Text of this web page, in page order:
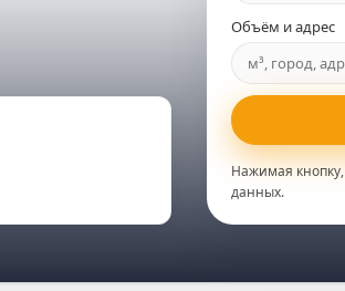
Объём и адрес
Нажимая
данных.